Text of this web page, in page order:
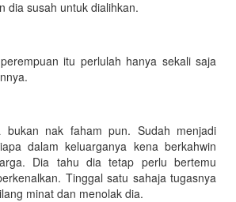
dia susah untuk dialihkan.
itu perlulah hanya sekali saja
bukan nak faham pun. Sudah menjadi
dalam keluarganya kena berkahwin
Dia tahu dia tetap perlu bertemu
Tinggal satu sahaja tugasnya
minat dan menolak dia.